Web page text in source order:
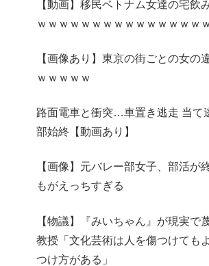
【動画】移民ベトナム女達の宅飲
ｗｗｗｗｗｗｗｗｗｗｗｗｗｗｗ
【画像あり】東京の街ごとの女の
ｗｗｗｗｗ
路面電車と衝突…車置き逃走 当て
部始終【動画あり】
【画像】元バレー部女子、部活が
もがえっちすぎる
【物議】『みいちゃん』が現実で
教授「文化芸術は人を傷つけても
つけ方がある」